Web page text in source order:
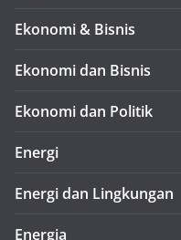
Ekonomi & Bisnis
Ekonomi dan Bisnis
Ekonomi dan Politik
Energi
Energi dan Lingkungan
Energia